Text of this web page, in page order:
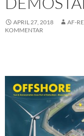
APRIL 27, 2018 AF-
KOMMENTAR